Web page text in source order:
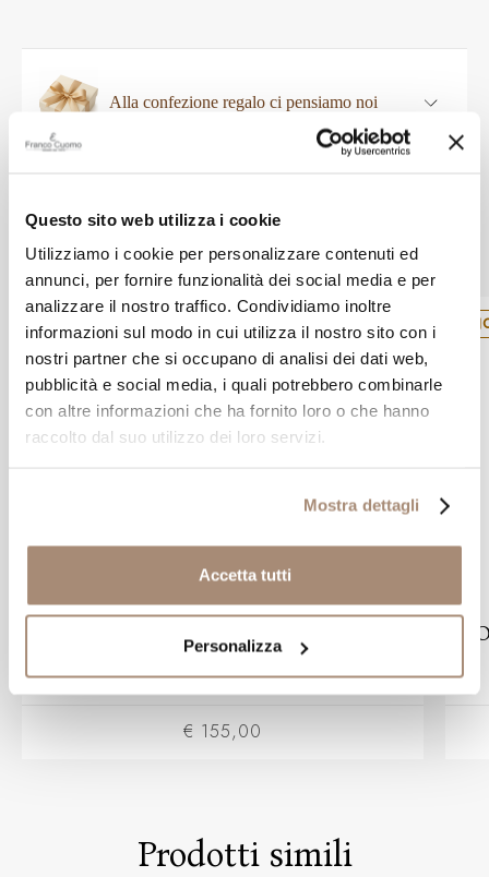
Questo sito web utilizza i cookie
Utilizziamo i cookie per personalizzare contenuti ed
annunci, per fornire funzionalità dei social media e per
analizzare il nostro traffico. Condividiamo inoltre
informazioni sul modo in cui utilizza il nostro sito con i
nostri partner che si occupano di analisi dei dati web,
pubblicità e social media, i quali potrebbero combinarle
con altre informazioni che ha fornito loro o che hanno
raccolto dal suo utilizzo dei loro servizi.
Mostra dettagli
Accetta tutti
Personalizza
Alla confezione regalo ci pensiamo noi
Mercier
Cinturino Baume&Mercier in Caucciu
nero per Riviera Cronografo
€ 155,00
Prodotti simili